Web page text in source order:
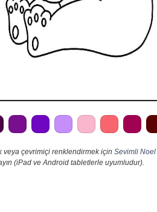
veya çevrimiçi renklendirmek için Sevimli Noel
(iPad ve Android tabletlerle uyumludur).